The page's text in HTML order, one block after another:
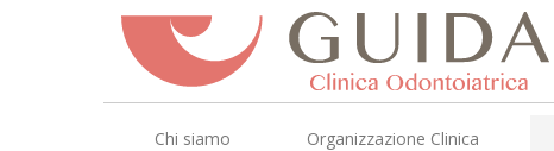
Chi siamo Organizzazione Clinica